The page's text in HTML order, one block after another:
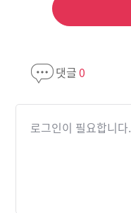
댓글0
로그인이 필요합니다.